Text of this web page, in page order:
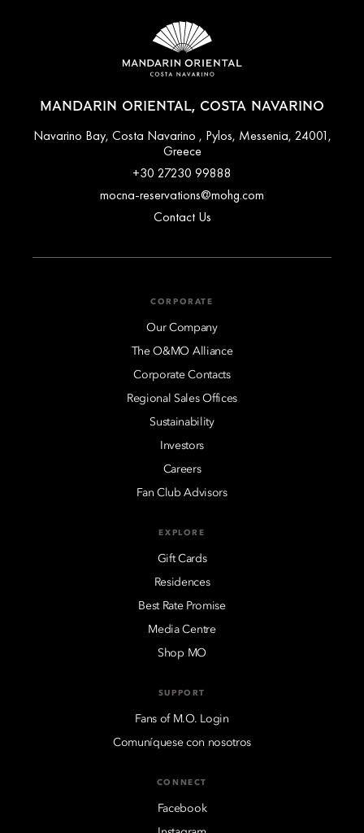
MANDARIN ORIENTAL, COSTA NAVARINO
Navarino Bay, Costa Navarino , Pylos, Messenia, 24001,
Greece
+30 27230 99888
mocna-reservations@mohg.com
Contact Us
CORPORATE
Our Company
The O&MO Alliance
Corporate Contacts
Regional Sales Offices
Sustainability
Investors
Careers
Fan Club Advisors
EXPLORE
Gift Cards
Residences
Best Rate Promise
Media Centre
Shop MO
SUPPORT
Fans of M.O. Login
Comuníquese con nosotros
CONNECT
Facebook